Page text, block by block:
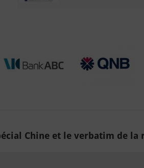
Chine et le verbatim de la